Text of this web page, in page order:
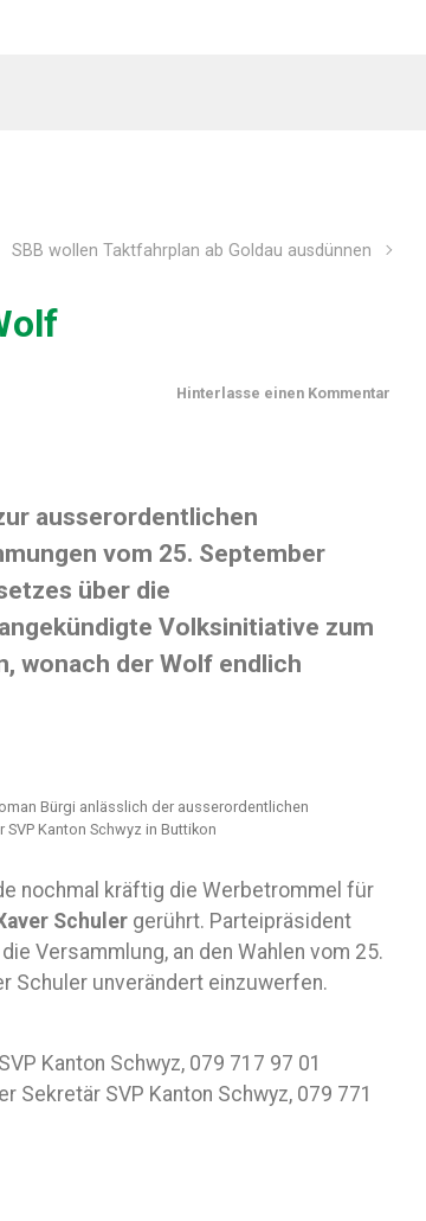
SBB wollen Taktfahrplan ab Goldau ausdünnen
Hinterlasse einen Kommentar
ausserordentlichen
vom 25. September
über die
Volksinitiative zum
wonach der Wolf endlich
Bürgi anlässlich der ausserordentlichen
Kanton Schwyz in Buttikon
nochmal kräftig die Werbetrommel für
Schulergerührt. Parteipräsident
Versammlung, an den Wahlen vom 25.
Schuler unverändert einzuwerfen.
Kanton Schwyz, 079 717 97 01
Sekretär SVP Kanton Schwyz, 079 771